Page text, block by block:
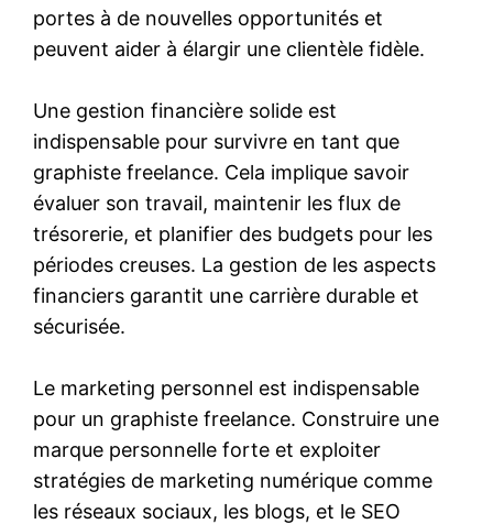
portes à de nouvelles opportunités et
peuvent aider à élargir une clientèle fidèle.
Une gestion financière solide est
indispensable pour survivre en tant que
graphiste freelance. Cela implique savoir
évaluer son travail, maintenir les flux de
trésorerie, et planifier des budgets pour les
périodes creuses. La gestion de les aspects
financiers garantit une carrière durable et
sécurisée.
Le marketing personnel est indispensable
pour un graphiste freelance. Construire une
marque personnelle forte et exploiter
stratégies de marketing numérique comme
les réseaux sociaux, les blogs, et le SEO